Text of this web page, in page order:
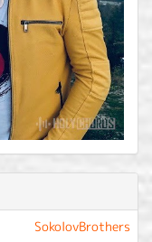
SokolovBrothers